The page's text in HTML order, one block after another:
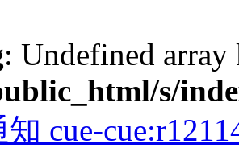
: Undefined
s/
cue-